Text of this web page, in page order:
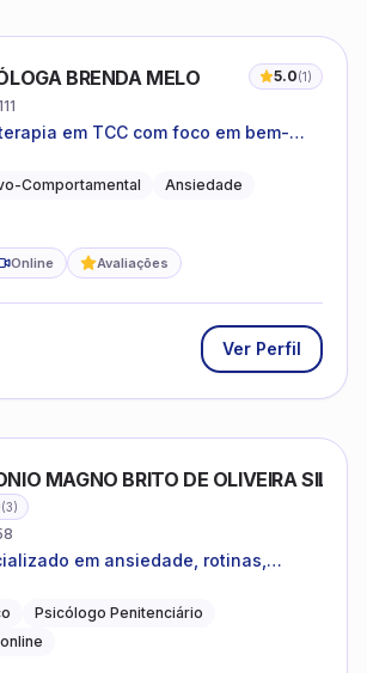
BRENDA MELO 5.0(1)
em TCC com foco em bem-
Comportamental
Ansiedade
Online Avaliações
Ver Perfil
MAGNO BRITO DE OLIVEIRA SILVA
(3)
em ansiedade, rotinas,
e questões comportamentais.
Psicólogo Penitenciário